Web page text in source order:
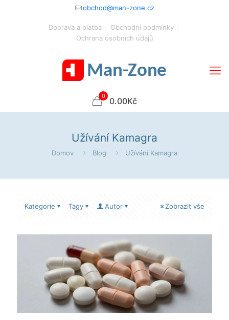
obchod@man-zone.cz
Doprava a platba
Obchodní podmínky
Ochrana osobních údajů
0 0.00Kč
Užívání Kamagra
Domov Blog Užívání Kamagra
Kategorie Tagy Autor Zobrazit vše